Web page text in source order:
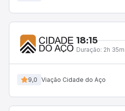
18:15
Duração: 2h 35m
9,0 Viação Cidade do Aço